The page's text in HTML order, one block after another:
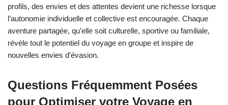
profils, des envies et des attentes devient une richesse lorsque
l’autonomie individuelle et collective est encouragée. Chaque
aventure partagée, qu’elle soit culturelle, sportive ou familiale,
révèle tout le potentiel du voyage en groupe et inspire de
nouvelles envies d’évasion.
Questions Fréquemment Posées
pour Optimiser votre Voyage en